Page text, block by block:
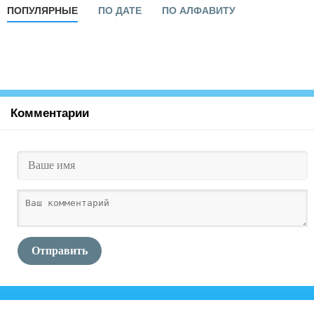
ПОПУЛЯРНЫЕ ПО ДАТЕ ПО АЛФАВИТУ
Комментарии
Отправить